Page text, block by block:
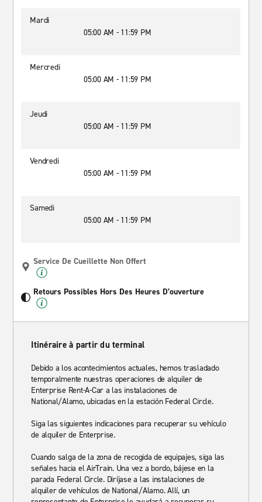
Mardi
05:00 AM - 11:59 PM
Mercredi
05:00 AM - 11:59 PM
Jeudi
05:00 AM - 11:59 PM
Vendredi
05:00 AM - 11:59 PM
Samedi
05:00 AM - 11:59 PM
Service De Cueillette Non Offert
Retours Possibles Hors Des Heures D’ouverture
Itinéraire à partir du terminal
Debido a los acontecimientos actuales, hemos trasladado
temporalmente nuestras operaciones de alquiler de
Enterprise Rent-A-Car a las instalaciones de
National/Alamo, ubicadas en la estación Federal Circle.
Siga las siguientes indicaciones para recuperar su vehículo
de alquiler de Enterprise.
Cuando salga de la zona de recogida de equipajes, siga las
señales hacia el AirTrain. Una vez a bordo, bájese en la
parada Federal Circle. Diríjase a las instalaciones de
alquiler de vehículos de National/Alamo. Allí, un